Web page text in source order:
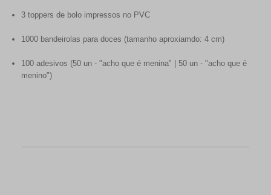
3 toppers de bolo impressos no PVC
1000 bandeirolas para doces (tamanho aproxiamdo: 4 cm)
100 adesivos (50 un - "acho que é menina" | 50 un - "acho que é
menino")